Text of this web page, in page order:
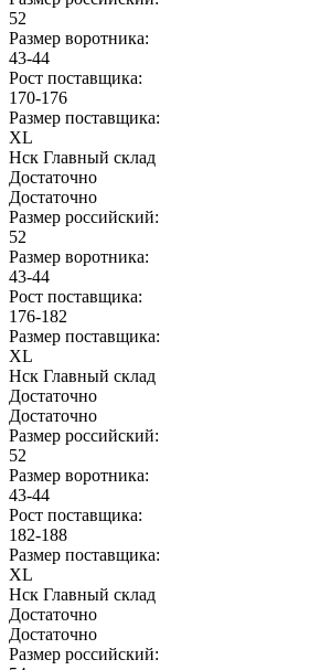
52
Размер воротника:
43-44
Рост поставщика:
170-176
Размер поставщика:
XL
Нск Главный склад
Достаточно
Достаточно
Размер российский:
52
Размер воротника:
43-44
Рост поставщика:
176-182
Размер поставщика:
XL
Нск Главный склад
Достаточно
Достаточно
Размер российский:
52
Размер воротника:
43-44
Рост поставщика:
182-188
Размер поставщика:
XL
Нск Главный склад
Достаточно
Достаточно
Размер российский: